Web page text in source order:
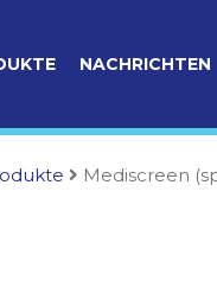
NACHRICHTEN
Mediscreen